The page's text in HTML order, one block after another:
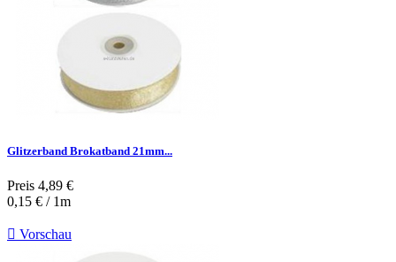
Glitzerband Brokatband 21mm...
Preis 4,89 €
0,15 € / 1m
 Vorschau